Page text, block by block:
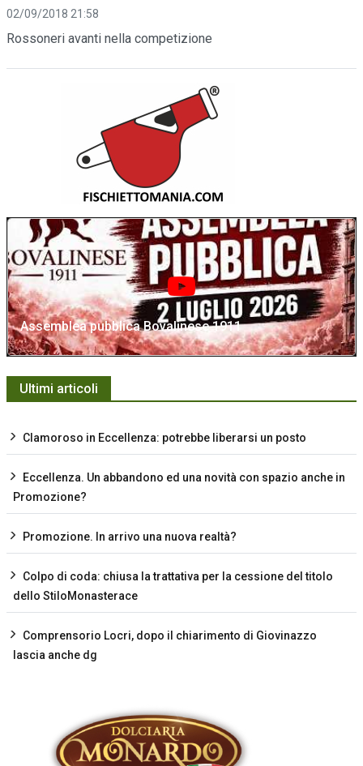
02/09/2018 21:58
Rossoneri avanti nella competizione
Assemblea pubblica Bovalinese 1911
Ultimi articoli
Clamoroso in Eccellenza: potrebbe liberarsi un posto
Eccellenza. Un abbandono ed una novità con spazio anche in
Promozione?
Promozione. In arrivo una nuova realtà?
Colpo di coda: chiusa la trattativa per la cessione del titolo
dello StiloMonasterace
Comprensorio Locri, dopo il chiarimento di Giovinazzo
lascia anche dg